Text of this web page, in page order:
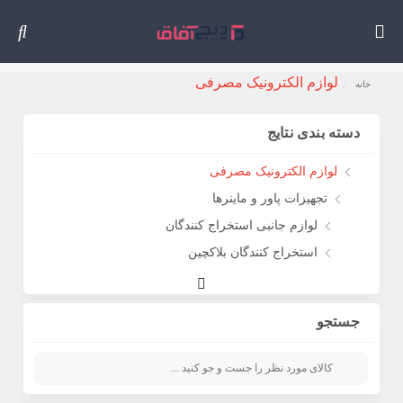
خانه لوازم الکترونیک مصرفی
دسته بندی نتایج
لوازم الکترونیک مصرفی
تجهیزات پاور و ماینرها
لوازم جانبی استخراج کنندگان
استخراج کنندگان بلاکچین
کیف و موارد تلفن همراه
جستجو